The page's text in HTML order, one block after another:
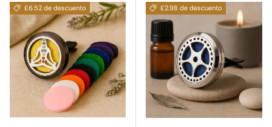
£6.52 de descuento £2.98 de descuento